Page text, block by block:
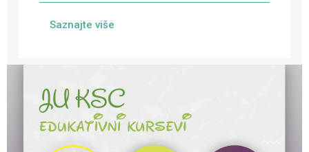
Saznajte više